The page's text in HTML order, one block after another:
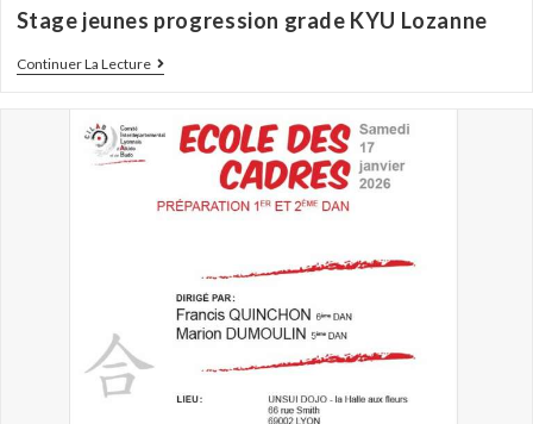
Stage jeunes progression grade KYU Lozanne
Continuer La Lecture